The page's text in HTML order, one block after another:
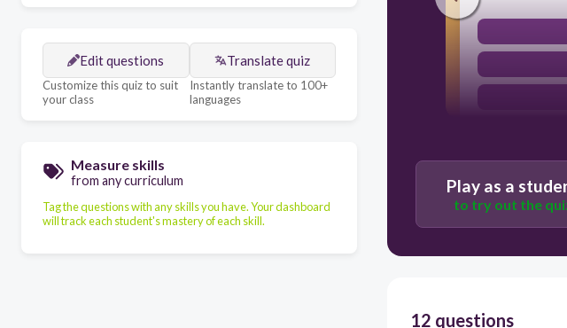
Edit questions
Customize this quiz to suit
your class
Translate quiz
Instantly translate to 100+
languages
Measure skills
from any curriculum
Tag the questions with any skills you have. Your dashboard
will track each student's mastery of each skill.
Play as a
to try out the
12 questions